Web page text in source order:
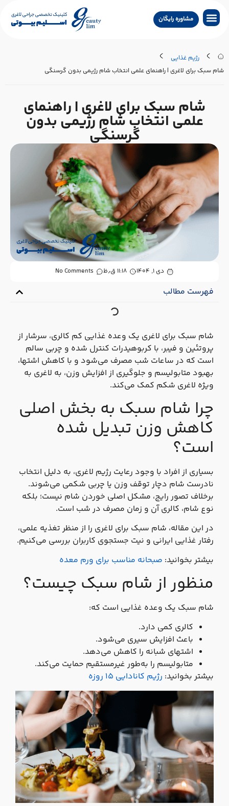
مشاوره رایگان
رژیم غذایی
سبک برای لاغری | راهنمای علمی انتخاب شام رژیمی بدون گرسنگی
شام سبک برای لاغری | راهنمای
علمی انتخاب شام رژیمی بدون
گرسنگی
دی ۱, ۱۴۰۴ ۱۱:۱۸ ق٫ظ No Comments
فهرست مطالب
شام سبک برای لاغری یک وعده غذایی کم‌ کالری، سرشار از
پروتئین و فیبر، با کربوهیدرات کنترل‌ شده و چربی سالم
است که در ساعات شب مصرف می‌شود و با کاهش اشتها،
بهبود متابولیسم و جلوگیری از افزایش وزن، به لاغری به‌
ویژه لاغری شکم کمک می‌کند.
چرا شام سبک به بخش اصلی
کاهش وزن تبدیل شده
است؟
بسیاری از افراد با وجود رعایت رژیم لاغری، به دلیل انتخاب
نادرست شام دچار توقف وزن یا چربی شکمی می‌شوند.
برخلاف تصور رایج، مشکل اصلی خوردن شام نیست؛ بلکه
نوع شام، کالری آن و زمان مصرف در شب است.
در این مقاله، شام سبک برای لاغری را از منظر تغذیه علمی،
رفتار غذایی ایرانی و نیت جستجوی کاربران بررسی می‌کنیم.
بیشتر بخوانید:صبحانه مناسب برای ورم معده
منظور از شام سبک چیست؟
شام سبک یک وعده غذایی است که:
کالری کمی دارد.
باعث افزایش سیری می‌شود.
اشتهای شبانه را کاهش می‌دهد.
متابولیسم را به‌طور غیرمستقیم حمایت می‌کند.
بیشتر بخوانید:رژیم کانادایی ۱۵ روزه